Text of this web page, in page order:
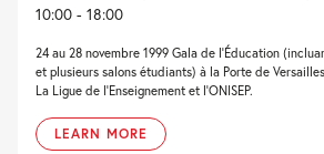
10:00 - 18:00
24 au 28 novembre 1999 Gala de l'Éducation
et plusieurs salons étudiants) à la Porte de
La Ligue de l'Enseignement et l'ONISEP.
LEARN MORE